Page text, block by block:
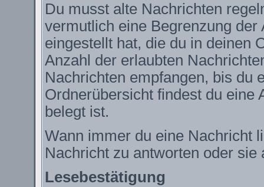
Du musst alte Nachrichten
vermutlich eine Begrenzung
eingestellt hat, die du in deinen
Anzahl der erlaubten
Nachrichten empfangen, bis du
Ordnerübersicht findest du eine
belegt ist.
Wann immer du eine Nachricht
Nachricht zu antworten oder
Lesebestätigung